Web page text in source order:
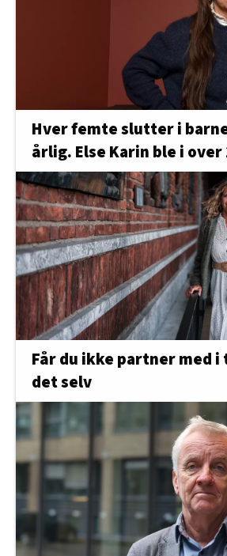
Hver femte slutter i
årlig. Else Karin ble i over
Får du ikke partner med i
det selv